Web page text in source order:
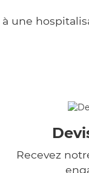
une
Recevez